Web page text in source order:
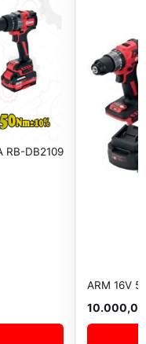
RB-DB2109
ARM 16V
10.000,00